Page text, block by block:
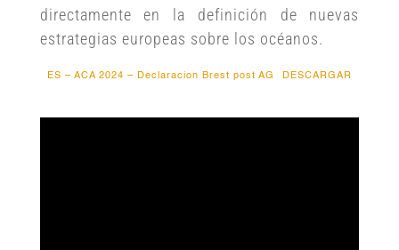
directamente en la definición de nuevas
estrategias europeas sobre los océanos.
ES – ACA 2024 – Declaracion Brest post AG DESCARGAR